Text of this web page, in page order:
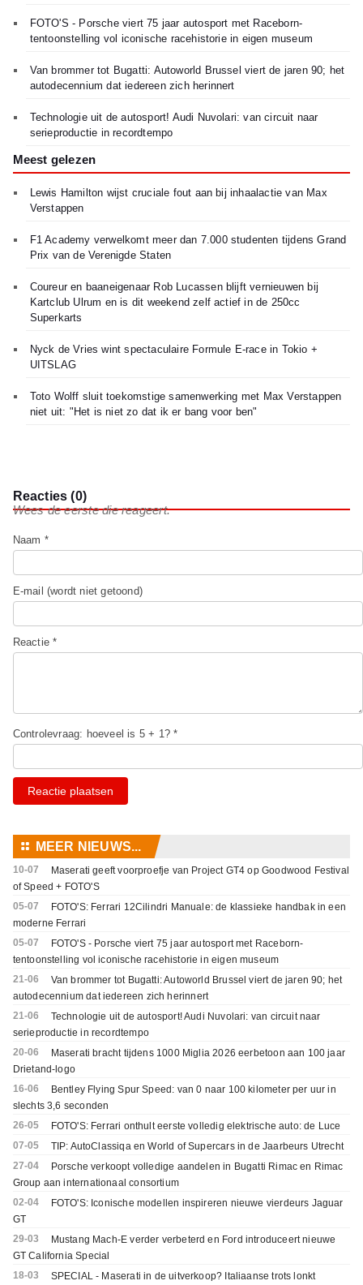
FOTO'S - Porsche viert 75 jaar autosport met Raceborn-
tentoonstelling vol iconische racehistorie in eigen museum
Van brommer tot Bugatti: Autoworld Brussel viert de jaren 90; het
autodecennium dat iedereen zich herinnert
Technologie uit de autosport! Audi Nuvolari: van circuit naar
serieproductie in recordtempo
Meest gelezen
Lewis Hamilton wijst cruciale fout aan bij inhaalactie van Max
Verstappen
F1 Academy verwelkomt meer dan 7.000 studenten tijdens Grand
Prix van de Verenigde Staten
Coureur en baaneigenaar Rob Lucassen blijft vernieuwen bij
Kartclub Ulrum en is dit weekend zelf actief in de 250cc
Superkarts
Nyck de Vries wint spectaculaire Formule E-race in Tokio +
UITSLAG
Toto Wolff sluit toekomstige samenwerking met Max Verstappen
niet uit: "Het is niet zo dat ik er bang voor ben"
Reacties (0)
Wees de eerste die reageert.
Naam *
E-mail (wordt niet getoond)
Reactie *
Controlevraag: hoeveel is 5 + 1? *
Reactie plaatsen
⚏ MEER NIEUWS...
10-07
Maserati geeft voorproefje van Project GT4 op Goodwood Festival
of Speed + FOTO'S
05-07
FOTO'S: Ferrari 12Cilindri Manuale: de klassieke handbak in een
moderne Ferrari
05-07
FOTO'S - Porsche viert 75 jaar autosport met Raceborn-
tentoonstelling vol iconische racehistorie in eigen museum
21-06
Van brommer tot Bugatti: Autoworld Brussel viert de jaren 90; het
autodecennium dat iedereen zich herinnert
21-06
Technologie uit de autosport! Audi Nuvolari: van circuit naar
serieproductie in recordtempo
20-06
Maserati bracht tijdens 1000 Miglia 2026 eerbetoon aan 100 jaar
Drietand-logo
16-06
Bentley Flying Spur Speed: van 0 naar 100 kilometer per uur in
slechts 3,6 seconden
26-05
FOTO'S: Ferrari onthult eerste volledig elektrische auto: de Luce
07-05
TIP: AutoClassiqa en World of Supercars in de Jaarbeurs Utrecht
27-04
Porsche verkoopt volledige aandelen in Bugatti Rimac en Rimac
Group aan internationaal consortium
02-04
FOTO'S: Iconische modellen inspireren nieuwe vierdeurs Jaguar
GT
29-03
Mustang Mach-E verder verbeterd en Ford introduceert nieuwe
GT California Special
18-03
SPECIAL - Maserati in de uitverkoop? Italiaanse trots lonkt